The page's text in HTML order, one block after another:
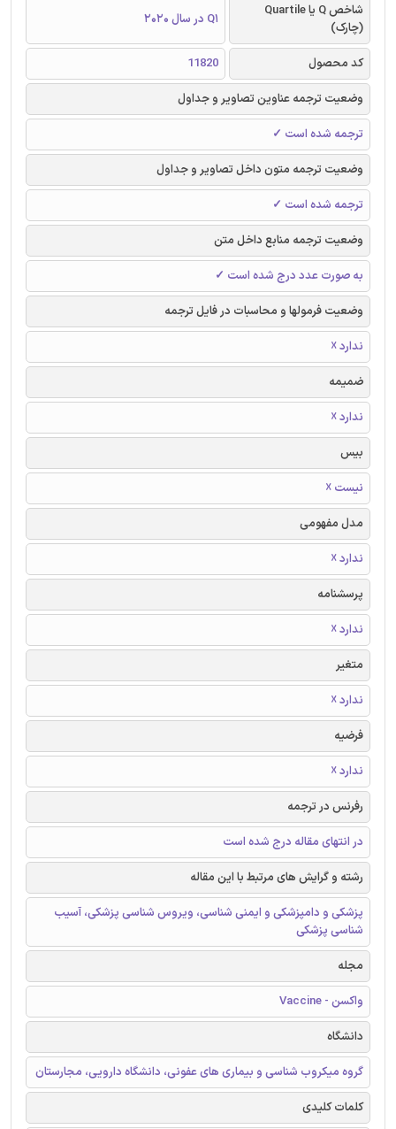
شاخص Q یا Quartile
(چارک)
Q1 در سال 2020
کد محصول
11820
وضعیت ترجمه عناوین تصاویر و جداول
ترجمه شده است ✓
وضعیت ترجمه متون داخل تصاویر و جداول
ترجمه شده است ✓
وضعیت ترجمه منابع داخل متن
به صورت عدد درج شده است ✓
وضعیت فرمولها و محاسبات در فایل ترجمه
ندارد ☓
ضمیمه
ندارد ☓
بیس
نیست ☓
مدل مفهومی
ندارد ☓
پرسشنامه
ندارد ☓
متغیر
ندارد ☓
فرضیه
ندارد ☓
رفرنس در ترجمه
در انتهای مقاله درج شده است
رشته و گرایش های مرتبط با این مقاله
پزشکی و دامپزشکی و ایمنی شناسی، ویروس شناسی پزشکی، آسیب
شناسی پزشکی
مجله
واکسن - Vaccine
دانشگاه
گروه میکروب شناسی و بیماری های عفونی، دانشگاه دارویی، مجارستان
کلمات کلیدی